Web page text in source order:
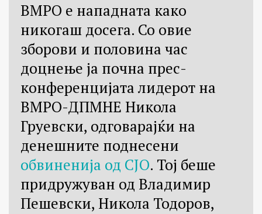
ВМРО е нападната како
никогаш досега. Со овие
зборови и половина час
доцнење ја почна прес-
конференцијата лидерот на
ВМРО-ДПМНЕ Никола
Груевски, одговарајќи на
денешните поднесени
обвиненија од СЈО. Тој беше
придружуван од Владимир
Пешевски, Никола Тодоров,